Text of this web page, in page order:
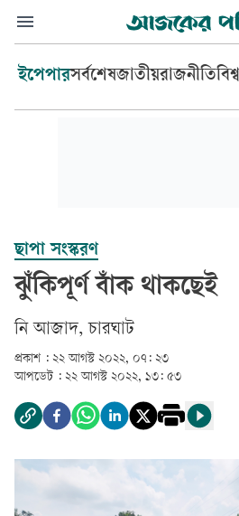
ইপেপারসর্বশেষজাতীয়রাজনীতিবিশ্ব
ছাপা সংস্করণ
ঝুঁকিপূর্ণ বাঁক থাকছেই
নি আজাদ, চারঘাট
প্রকাশ : ২২ আগস্ট ২০২২, ০৭: ২৩
আপডেট : ২২ আগস্ট ২০২২, ১৩: ৫৩